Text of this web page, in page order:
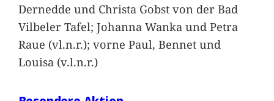
Dernedde und Christa Gobst von der Bad
Vilbeler Tafel; Johanna Wanka und Petra
Raue (vl.n.r.); vorne Paul, Bennet und
Louisa (v.l.n.r.)